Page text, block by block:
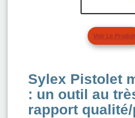
Voir Le Produit
Sylex Pistolet
: un outil au
rapport